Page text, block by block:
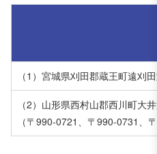
（1）宮城県刈田郡蔵王町遠刈
（2）山形県西村山郡西川町大
（〒990-0721、〒990-0731、